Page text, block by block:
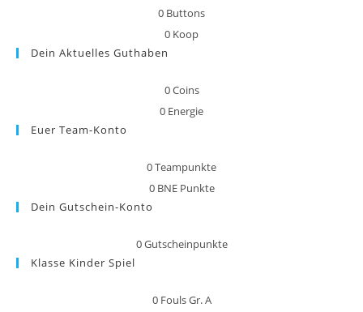
0 Buttons
0 Koop
Dein Aktuelles Guthaben
0Coins
0 Energie
Euer Team-Konto
0Teampunkte
0 BNE Punkte
Dein Gutschein-Konto
0Gutscheinpunkte
Klasse Kinder Spiel
0 Fouls Gr. A